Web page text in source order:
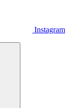
Instagram